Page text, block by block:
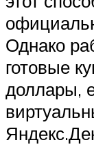
Однако
готовые
доллары,